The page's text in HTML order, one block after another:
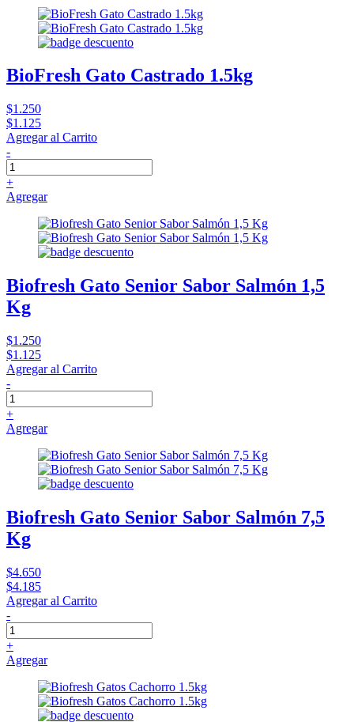
BioFresh Gato Castrado 1.5kg
$1.250
$1.125
Agregar al Carrito
-
+
Agregar
Biofresh Gato Senior Sabor Salmón 1,5
Kg
$1.250
$1.125
Agregar al Carrito
-
+
Agregar
Biofresh Gato Senior Sabor Salmón 7,5
Kg
$4.650
$4.185
Agregar al Carrito
-
+
Agregar